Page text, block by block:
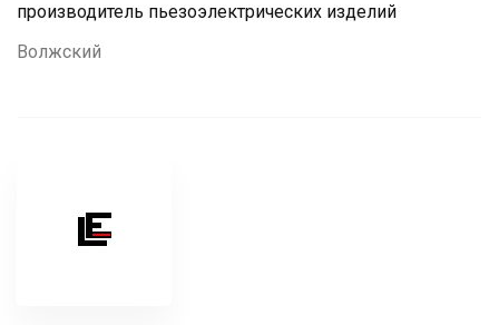
производитель пьезоэлектрических изделий
Волжский